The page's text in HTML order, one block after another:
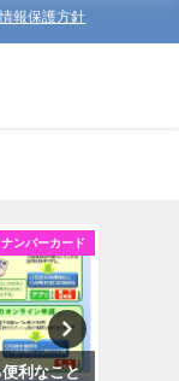
報保護方針
ンバーカード
利なこと